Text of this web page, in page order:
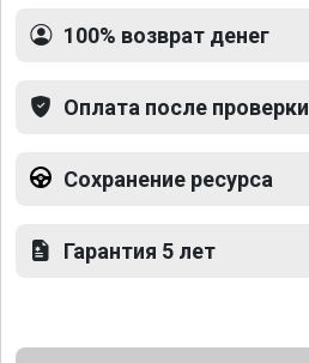
100% возврат денег
Оплата после проверки
Сохранение ресурса
Гарантия 5 лет